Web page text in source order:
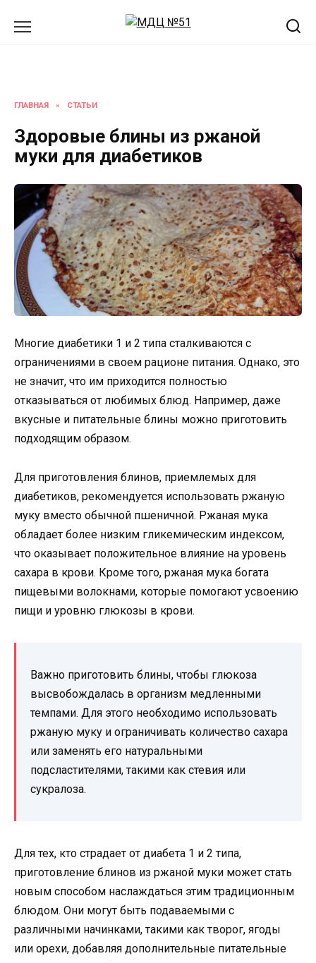
ГЛАВНАЯ » СТАТЬИ
Здоровые блины из ржаной
муки для диабетиков
Многие диабетики 1 и 2 типа сталкиваются с
ограничениями в своем рационе питания. Однако, это
не значит, что им приходится полностью
отказываться от любимых блюд. Например, даже
вкусные и питательные блины можно приготовить
подходящим образом.
Для приготовления блинов, приемлемых для
диабетиков, рекомендуется использовать ржаную
муку вместо обычной пшеничной. Ржаная мука
обладает более низким гликемическим индексом,
что оказывает положительное влияние на уровень
сахара в крови. Кроме того, ржаная мука богата
пищевыми волокнами, которые помогают усвоению
пищи и уровню глюкозы в крови.
Важно приготовить блины, чтобы глюкоза
высвобождалась в организм медленными
темпами. Для этого необходимо использовать
ржаную муку и ограничивать количество сахара
или заменять его натуральными
подсластителями, такими как стевия или
сукралоза.
Для тех, кто страдает от диабета 1 и 2 типа,
приготовление блинов из ржаной муки может стать
новым способом наслаждаться этим традиционным
блюдом. Они могут быть подаваемыми с
различными начинками, такими как творог, ягоды
или орехи, добавляя дополнительные питательные